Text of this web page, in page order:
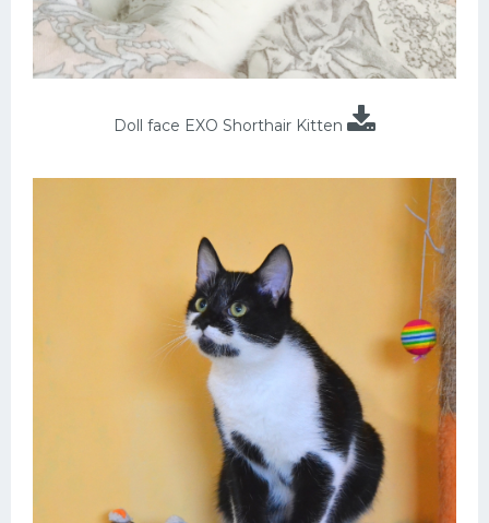
Doll face EXO Shorthair Kitten